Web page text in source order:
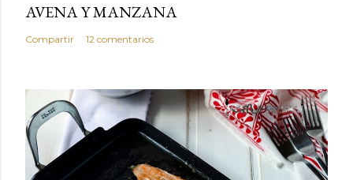
AVENA Y MANZANA
Compartir 12 comentarios